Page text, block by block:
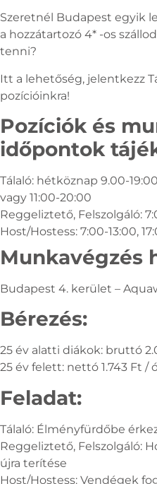
Szeretnél Budapest egyik
a hozzátartozó 4* -os
tenni?
Itt a lehetőség, jelentkezz
pozícióinkra!
Pozíciók és
időpontok
Tálaló: hétköznap 9.00-
vagy 11:00-20:00
Reggeliztető, Felszolgáló:
Host/Hostess: 7:00-13:00,
Munkavégzés
Budapest 4. kerület –
Bérezés:
25 év alatti diákok: bruttó
25 év felett: nettó 1.743 Ft /
Feladat:
Tálaló: Élményfürdőbe
Reggeliztető, Felszolgáló:
újra terítése
Host/Hostess: Vendégek